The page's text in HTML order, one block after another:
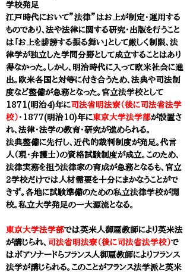
学校発足
江戸時代において”法律”はお上が制定・運用する
ものであり、法や法律に関する研究・出版を行うこと
は「お上を誹謗する振る舞い」として厳しく制限、法
律学が独立した学問分野として成立することはあり
得なかった。しかし、明治時代に入って欧米社会に進
出。欧米各国と対等に付き合うため、法典や司法制
度など整備が急務となった。官立法学校として
1871(明治4)年に司法省明法寮（後に司法省法学
校） ・1877(明治10)年に東京大学法学部が設置さ
れ、法律・法学の教育・研究が進められる。
法典整備に先行し、近代的裁判制度が発足。代言
人（現・弁護士）の資格試験制度が成立。このため、
法律実務を担う法律家の育成が急務となるも、官立
2学校だけでは人材需要を十分にまかなうことがで
きず。各地に試験準備のための私立法律学校が開
校。私立大学発足の一大源流となる。
東京大学法学部では英米人御雇教師により英米法
が講じられ、 司法省明法寮（後に司法省法学校）で
はボアソナードらフランス人御雇教師によりフランス
法学が講じられる。このことがフランス法学派と英米